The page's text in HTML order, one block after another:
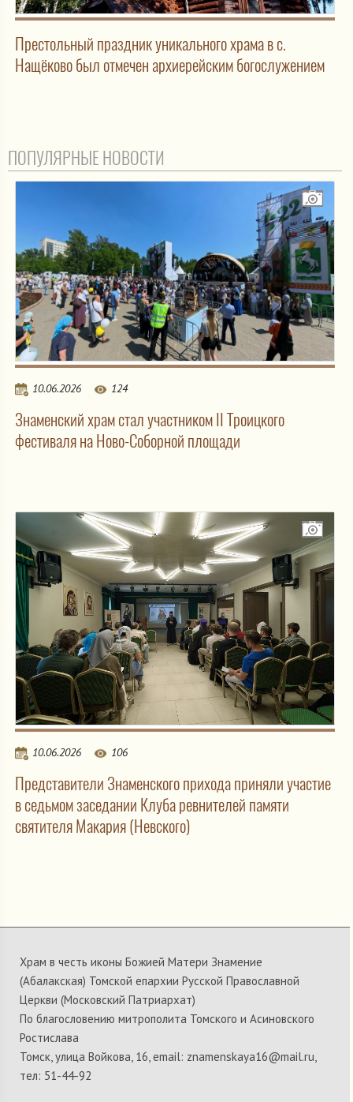
Престольный праздник уникального храма в с.
Нащёково был отмечен архиерейским богослужением
ПОПУЛЯРНЫЕ НОВОСТИ
10.06.2026 124
Знаменский храм стал участником II Троицкого
фестиваля на Ново-Соборной площади
10.06.2026 106
Представители Знаменского прихода приняли участие
в седьмом заседании Клуба ревнителей памяти
святителя Макария (Невского)
Храм в честь иконы Божией Матери Знамение
(Абалакская) Томской епархии Русской Православной
Церкви (Московский Патриархат)
По благословению митрополита Томского и Асиновского
Ростислава
Томск, улица Войкова, 16, email: znamenskaya16@mail.ru,
тел: 51-44-92